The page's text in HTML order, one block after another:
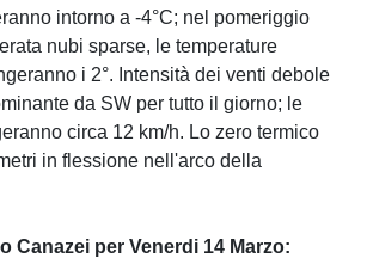
intorno a -4°C; nel pomeriggio
nubi sparse, le temperature
i 2°. Intensità dei venti debole
da SW per tutto il giorno; le
circa 12 km/h. Lo zero termico
in flessione nell'arco della
Canazei per Venerdi 14 Marzo: